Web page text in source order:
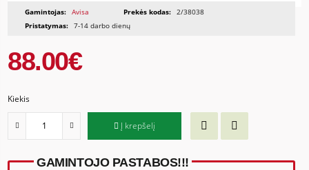
Gamintojas: Avisa Prekės kodas: 2/38038
Pristatymas: 7-14 darbo dienų
88.00€
Kiekis
Į krepšelį
GAMINTOJO PASTABOS!!!